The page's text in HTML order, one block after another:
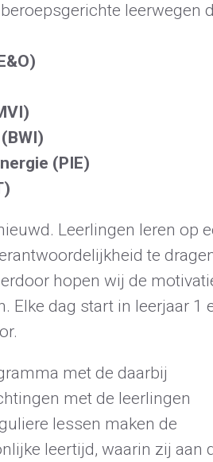
leerwegen
(PIE)
Leerlingen leren op
te
hopen wij de
Elke dag start in leerjaar 1
met de daarbij
met de leerlingen
lessen maken de
leertijd, waarin zij aan